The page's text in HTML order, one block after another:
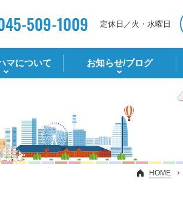
定休日／火・水曜日
マについて お知らせ/ブログ
HOME